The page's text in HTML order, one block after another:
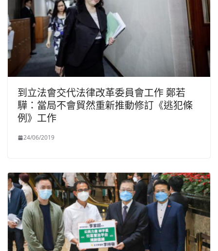
到立法會交代法律改革委員會工作 鄭若
驊：當局不會貿然重新推動修訂《逃犯條
例》工作
24/06/2019